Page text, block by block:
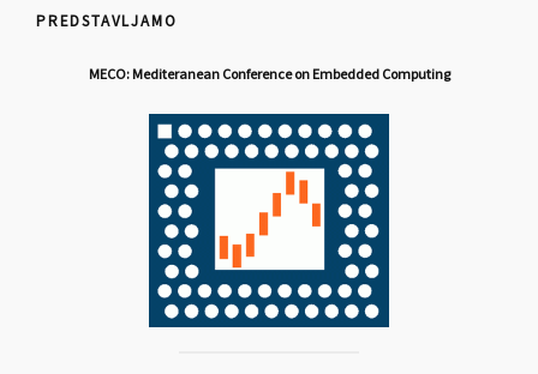
PREDSTAVLJAMO
MECO: Mediteranean Conference on Embedded Computing